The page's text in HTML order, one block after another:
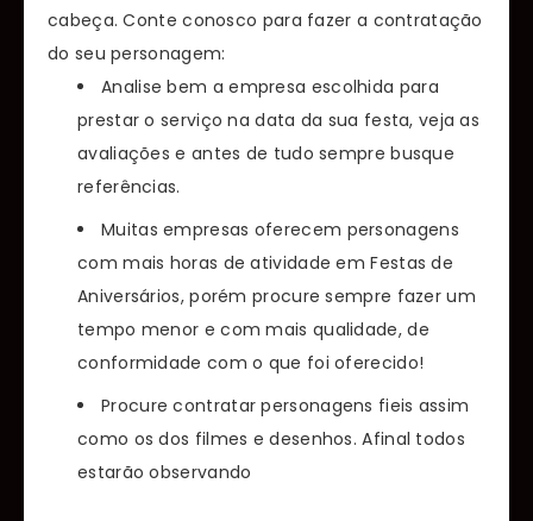
cabeça. Conte conosco para fazer a contratação
do seu personagem:
Analise bem a empresa escolhida para
prestar o serviço na data da sua festa, veja as
avaliações e antes de tudo sempre busque
referências.
Muitas empresas oferecem personagens
com mais horas de atividade em Festas de
Aniversários, porém procure sempre fazer um
tempo menor e com mais qualidade, de
conformidade com o que foi oferecido!
Procure contratar personagens fieis assim
como os dos filmes e desenhos. Afinal todos
estarão observando